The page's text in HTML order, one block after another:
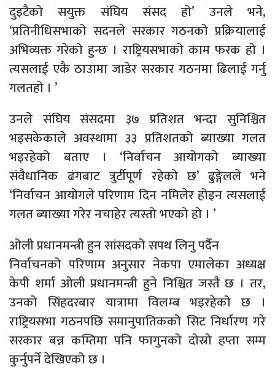
दुइटैको सयुक्त संघिय संसद हो’ उनले भने,
‘प्रतिनीधिसभाको सदनले सरकार गठनको प्रक्रियालाई
अभिव्यक्त गरेको हुन्छ । राष्ट्रियसभाको काम फरक हो ।
त्यसलाई एकै ठाउामा जाडेर सरकार गठनमा ढिलाई गर्नु
गलतहो । ’
उनले संघिय संसदमा ३७ प्रतिशत भन्दा सुनिश्चित
भइसकेकाले अवस्थामा ३३ प्रतिशतको ब्याख्या गलत
भइरहेको बताए । ‘निर्वाचन आयोगको ब्याख्या
संवैधानिक ढंगबाट त्रुर्टीपूर्ण रहेको छ’ ढुङ्गेलले भने
‘निर्वाचन आयोगले परिणाम दिन नमिलेर होइन त्यसलाई
गलत ब्याख्या गरेर नचाहेर त्यस्तो भएको हो । ’
ओली प्रधानमन्त्री हुन सांसदको सपथ लिनु पर्दैन
निर्वाचनको परिणाम अनुसार नेकपा एमालेका अध्यक्ष
केपी शर्मा ओली प्रधानमन्त्री हुने निश्चित जस्तै छ । तर,
उनको सिंहदरबार यात्रामा विलम्ब भइरहेको छ ।
राष्ट्रियसभा गठनपछि समानुपातिकको सिट निर्धारण गरे
सरकार बन्न कम्तिमा पनि फागुनको दोस्रो हप्ता सम्म
कुर्नुपर्ने देखिएको छ ।